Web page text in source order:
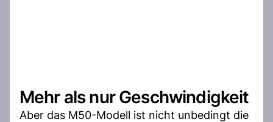
Mehr als nur Geschwindigkeit
Aber das M50-Modell ist nicht unbedingt die